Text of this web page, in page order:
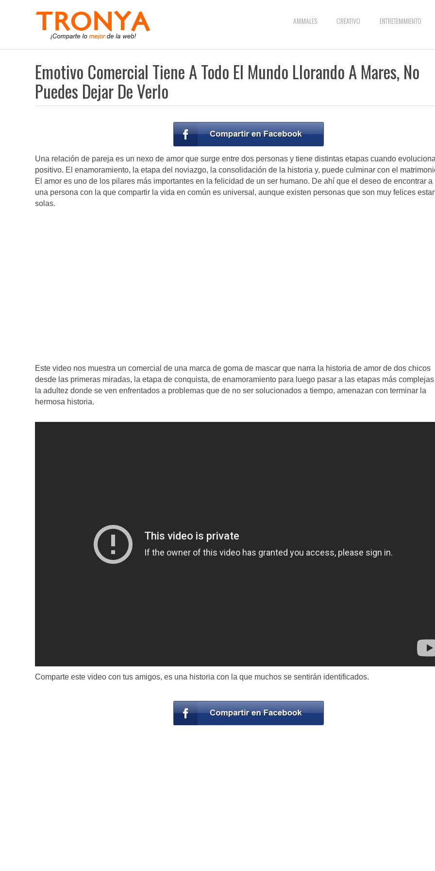
ANIMALES CREATIVO ENTRETENIMIENTO
Emotivo Comercial Tiene A Todo El Mundo Llorando A Mares, No
Puedes Dejar De Verlo
Una relación de pareja es un nexo de amor que surge entre dos personas y tiene distintas etapas cuando
positivo. El enamoramiento, la etapa del noviazgo, la consolidación de la historia y, puede culminar con el
El amor es uno de los pilares más importantes en la felicidad de un ser humano. De ahí que el deseo de encontrar a
una persona con la que compartir la vida en común es universal, aunque existen personas que son muy felices
solas.
Este video nos muestra un comercial de una marca de goma de mascar que narra la historia de amor de dos chicos
desde las primeras miradas, la etapa de conquista, de enamoramiento para luego pasar a las etapas más
la adultez donde se ven enfrentados a problemas que de no ser solucionados a tiempo, amenazan con terminar la
hermosa historia.
Comparte este video con tus amigos, es una historia con la que muchos se sentirán identificados.